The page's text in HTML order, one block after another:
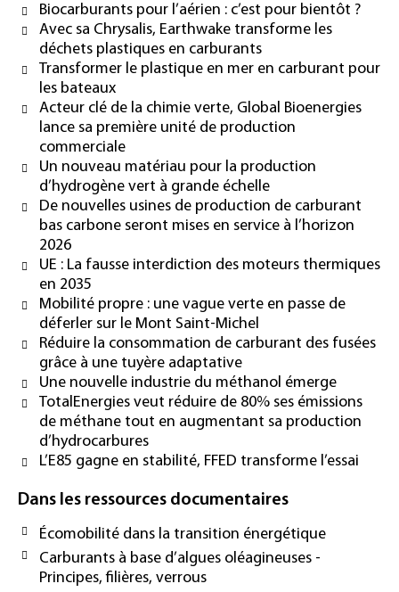
Biocarburants pour l’aérien : c’est pour bientôt ?
Avec sa Chrysalis, Earthwake transforme les
déchets plastiques en carburants
Transformer le plastique en mer en carburant pour
les bateaux
Acteur clé de la chimie verte, Global Bioenergies
lance sa première unité de production
commerciale
Un nouveau matériau pour la production
d’hydrogène vert à grande échelle
De nouvelles usines de production de carburant
bas carbone seront mises en service à l’horizon
2026
UE : La fausse interdiction des moteurs thermiques
en 2035
Mobilité propre : une vague verte en passe de
déferler sur le Mont Saint-Michel
Réduire la consommation de carburant des fusées
grâce à une tuyère adaptative
Une nouvelle industrie du méthanol émerge
TotalEnergies veut réduire de 80% ses émissions
de méthane tout en augmentant sa production
d’hydrocarbures
L’E85 gagne en stabilité, FFED transforme l’essai
Dans les ressources documentaires
Écomobilité dans la transition énergétique
Carburants à base d’algues oléagineuses -
Principes, filières, verrous